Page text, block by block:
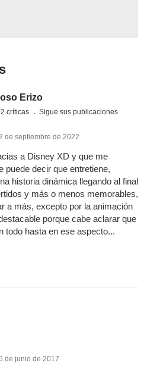
Erizo
críticas Sigue sus publicaciones
de septiembre de 2022
a Disney XD y que me
puede decir que entretiene,
historia dinámica llegando al final
y más o menos memorables,
a más, excepto por la animación
porque cabe aclarar que
todo hasta en ese aspecto...
de junio de 2017